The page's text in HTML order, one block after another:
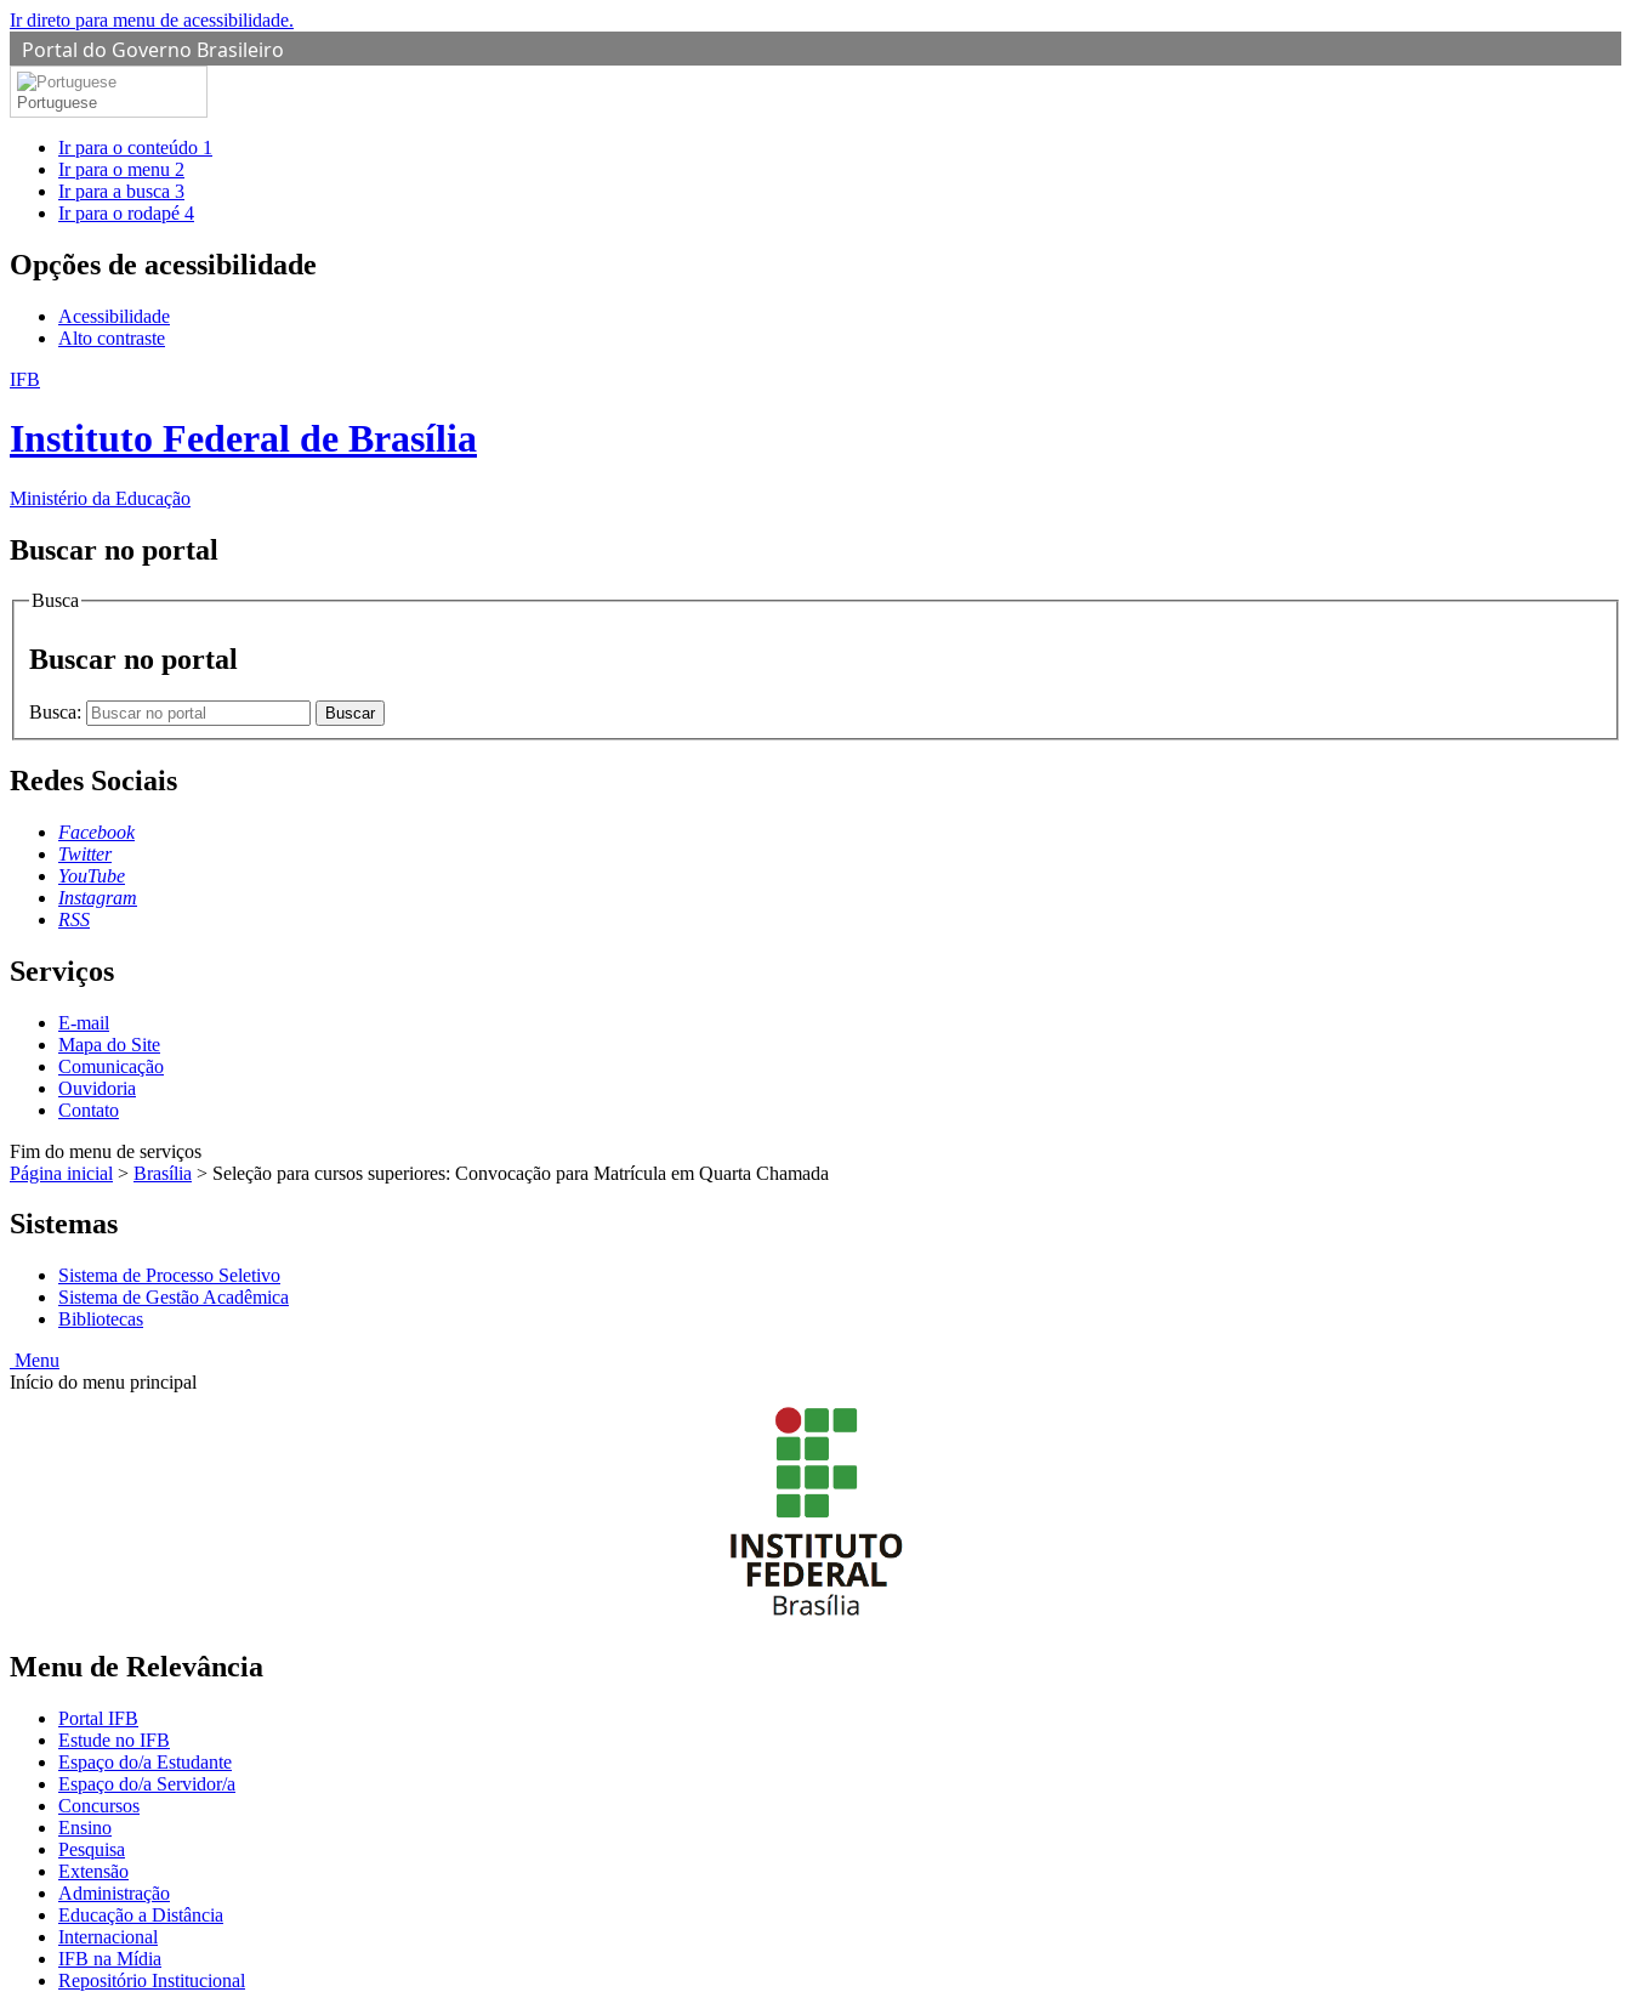
Ir direto para menu de acessibilidade.
Portal do Governo Brasileiro
Portuguese
Ir para o conteúdo 1
Ir para o menu 2
Ir para a busca 3
Ir para o rodapé 4
Opções de acessibilidade
Acessibilidade
Alto contraste
IFB
Instituto Federal de Brasília
Ministério da Educação
Buscar no portal
Busca
Buscar no portal
Busca: Buscar
Redes Sociais
Facebook
Twitter
YouTube
Instagram
RSS
Serviços
E-mail
Mapa do Site
Comunicação
Ouvidoria
Contato
Fim do menu de serviços
Página inicial > Brasília > Seleção para cursos superiores: Convocação para Matrícula em Quarta Chamada
Sistemas
Sistema de Processo Seletivo
Sistema de Gestão Acadêmica
Bibliotecas
Menu
Início do menu principal
Menu de Relevância
Portal IFB
Estude no IFB
Espaço do/a Estudante
Espaço do/a Servidor/a
Concursos
Ensino
Pesquisa
Extensão
Administração
Educação a Distância
Internacional
IFB na Mídia
Repositório Institucional